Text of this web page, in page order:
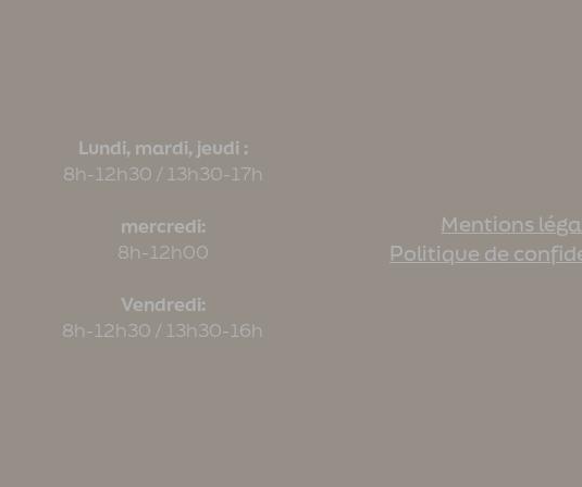
Lundi, mardi, jeudi :
8h-12h30 / 13h30-17h
mercredi:
8h-12h00
Vendredi:
8h-12h30 / 13h30-16h
Mentions
Politique de